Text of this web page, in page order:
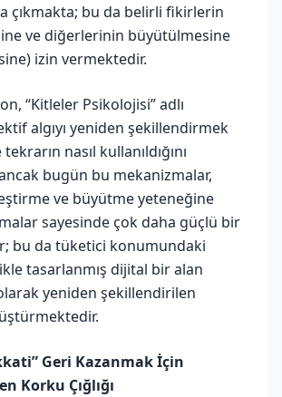
çıkmakta; bu da belirli fikirlerin
ve diğerlerinin büyütülmesine
izin vermektedir.
“Kitleler Psikolojisi” adlı
algıyı yeniden şekillendirmek
nasıl kullanıldığını
ancak bugün bu mekanizmalar,
ve büyütme yeteneğine
sayesinde çok daha güçlü bir
bu da tüketici konumundaki
tasarlanmış dijital bir alan
yeniden şekillendirilen
Geri Kazanmak İçin
Korku Çığlığı